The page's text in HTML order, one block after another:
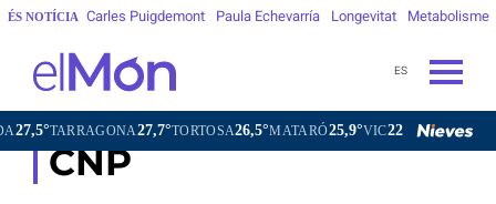
ÉS NOTÍCIA Carles Puigdemont Paula Echevarría Longevitat Metabolisme
ES
TARRAGONA27,7°TORTOSA26,5°MATARÓ25,9°VIC22,3°VILAFRANCA
CNP